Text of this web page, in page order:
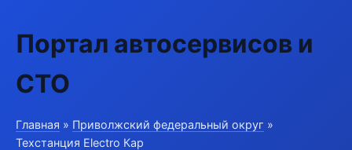
Портал автосервисов и
СТО
Главная » Приволжский федеральный округ »
Техстанция Electro Кар